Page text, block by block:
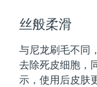
丝般柔滑
与尼龙刷毛不同
去除死皮细胞，
示，使用后皮肤
南非